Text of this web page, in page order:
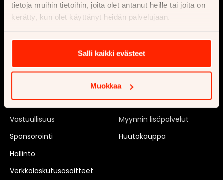
tietoja muihin tietoihin, joita olet antanut heille tai joita on
kerätty, kun olet käyttänyt heidän palvelujaan.
Salli kaikki evästeet
Muokkaa
Yritys
Tilaa uutiskirje
Toimipisteet
Vastuullisuus
Sponsorointi
Hallinto
Verkkolaskutusosoitteet
Osta
Uusi auto
Matkailuauto
Matkailuvaunu
Moottoripyörä
Myynnin lisäpalvelut
Huutokauppa